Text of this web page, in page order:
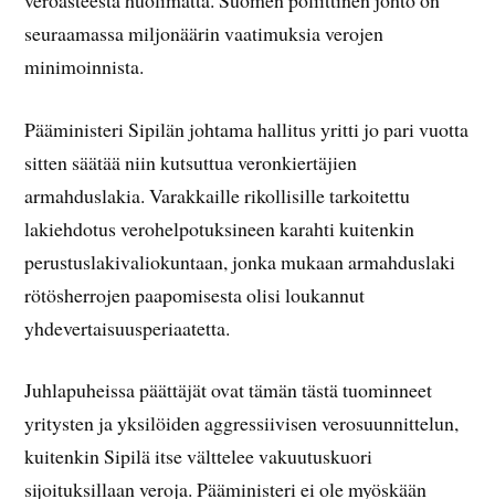
seuraamassa miljonäärin vaatimuksia verojen
minimoinnista.
Pääministeri Sipilän johtama hallitus yritti jo pari vuotta
sitten säätää niin kutsuttua veronkiertäjien
armahduslakia. Varakkaille rikollisille tarkoitettu
lakiehdotus verohelpotuksineen karahti kuitenkin
perustuslakivaliokuntaan, jonka mukaan armahduslaki
rötösherrojen paapomisesta olisi loukannut
yhdevertaisuusperiaatetta.
Juhlapuheissa päättäjät ovat tämän tästä tuominneet
yritysten ja yksilöiden aggressiivisen verosuunnittelun,
kuitenkin Sipilä itse välttelee vakuutuskuori
sijoituksillaan veroja. Pääministeri ei ole myöskään